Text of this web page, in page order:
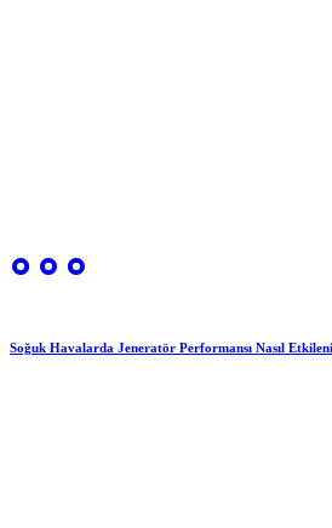
Soğuk Havalarda Jeneratör Performansı Nasıl